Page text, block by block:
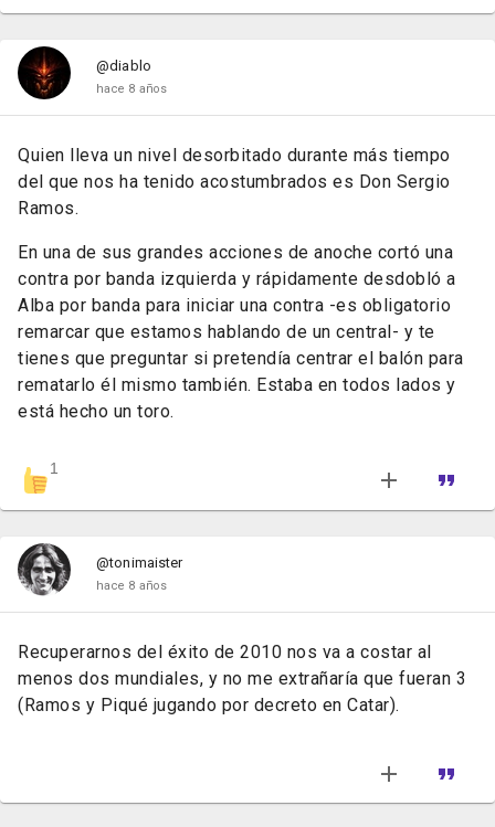
@diablo
hace 8 años
Quien lleva un nivel desorbitado durante más tiempo
del que nos ha tenido acostumbrados es Don Sergio
Ramos.
En una de sus grandes acciones de anoche cortó una
contra por banda izquierda y rápidamente desdobló a
Alba por banda para iniciar una contra -es obligatorio
remarcar que estamos hablando de un central- y te
tienes que preguntar si pretendía centrar el balón para
rematarlo él mismo también. Estaba en todos lados y
está hecho un toro.
1
@tonimaister
hace 8 años
Recuperarnos del éxito de 2010 nos va a costar al
menos dos mundiales, y no me extrañaría que fueran 3
(Ramos y Piqué jugando por decreto en Catar).